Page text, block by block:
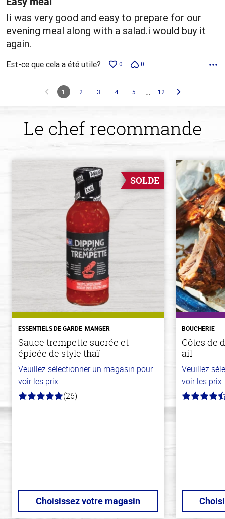
Ii was very good and easy to prepare for our
evening meal along with a salad.i would buy it
again.
Est-ce que cela a été utile? 0 0
1 2 3 4 5 … 12
Le chef recommande
SOLDE
ESSENTIELS DE GARDE-MANGER
Sauce trempette sucrée et
épicée de style thaï
Veuillez sélectionner un magasin pour
voir les prix.
5.0
(26)
Choisissez votre magasin
BOUCHERIE
Côtes de
ail
Veuillez
voir les prix.
4.8